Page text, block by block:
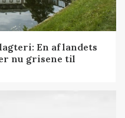
En af landets
nu grisene til